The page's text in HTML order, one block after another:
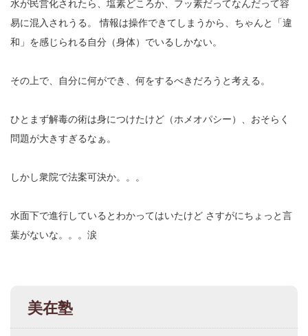
水が民営化されたら、塩素どころか、フッ素だってなんだって容
易に混入されうる。
情報は操作できてしまうから、ちゃんと「違
和」を感じられる自分（身体）でいるしかない。
その上で、自分に何ができ、何をするべきだろうと考える。
ひとまず解毒の術は身につけたけど（ホメオパシー）、おそらく
問題が大きすぎるなぁ。
しかし衆院で法案可決か。。。
水面下で進行しているとわかってはいたけど さすがにちょっと言
葉がないな。。。涙
美在塾